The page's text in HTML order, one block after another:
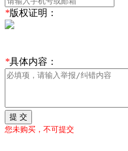
*版权证明：
*具体内容：
提 交
您未购买，不可提交